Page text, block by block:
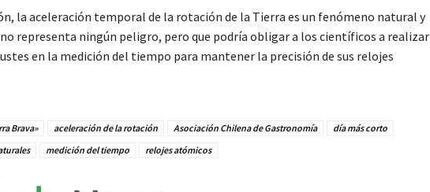
la aceleración temporal de la rotación de la Tierra es un fenómeno natural y
representa ningún peligro, pero que podría obligar a los científicos a realizar
en la medición del tiempo para mantener la precisión de sus relojes
Brava» aceleración de la rotación Asociación Chilena de Gastronomía
día más corto
medición del tiempo relojes atómicos